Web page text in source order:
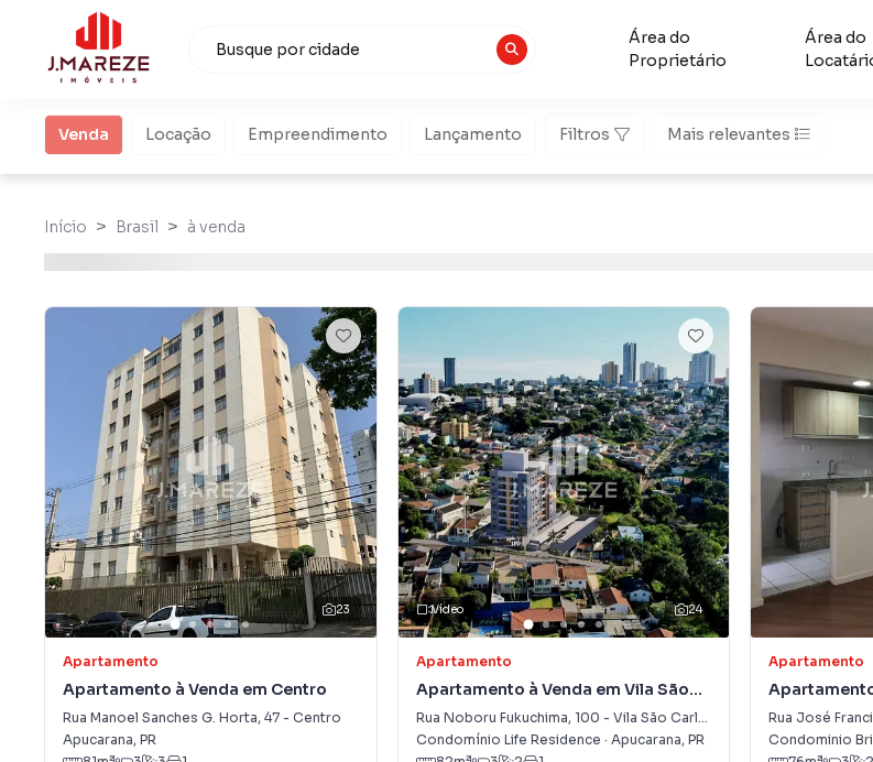
Área do
Proprietário
Área do
Venda Locação Empreendimento Lançamento Filtros Mais relevantes
Início Brasil à venda
23
Apartamento
Apartamento à Venda em Centro
Rua Manoel Sanches G. Horta, 47 - Centro
Apucarana, PR
24
Vídeo
Apartamento
Apartamento à Venda em Vila São
Carlos
Rua Noboru Fukuchima, 100 - Vila São Carlos
Condomínio Life Residence · Apucarana, PR
Apartamento
Vale do Sol
Rua José
Condominio